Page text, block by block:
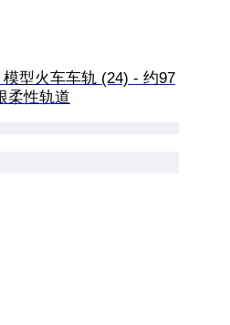
模型火车车轨 (24) - 约97
柔性轨道